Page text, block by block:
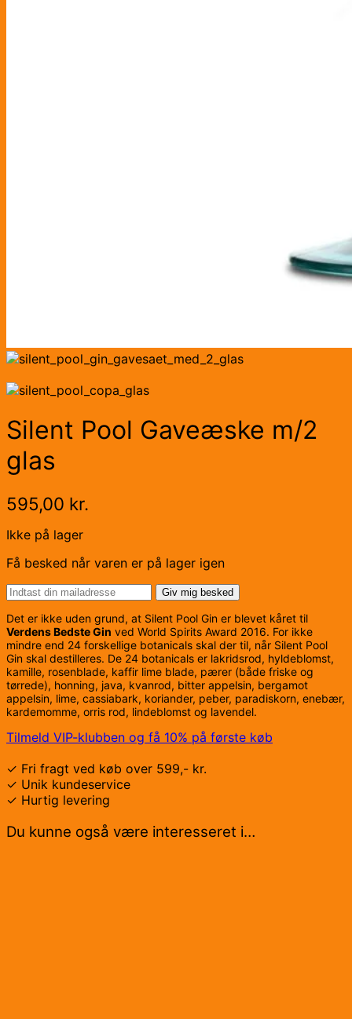
Silent Pool Gaveæske m/2
glas
595,00 kr.
Ikke på lager
Få besked når varen er på lager igen
Giv mig besked
Det er ikke uden grund, at Silent Pool Gin er blevet kåret til
Verdens Bedste Gin ved World Spirits Award 2016. For ikke
mindre end 24 forskellige botanicals skal der til, når Silent Pool
Gin skal destilleres. De 24 botanicals er lakridsrod, hyldeblomst,
kamille, rosenblade, kaffir lime blade, pærer (både friske og
tørrede), honning, java, kvanrod, bitter appelsin, bergamot
appelsin, lime, cassiabark, koriander, peber, paradiskorn, enebær,
kardemomme, orris rod, lindeblomst og lavendel.
Tilmeld VIP-klubben og få 10% på første køb
✓ Fri fragt ved køb over 599,- kr.
✓ Unik kundeservice
✓ Hurtig levering
Du kunne også være interesseret i…